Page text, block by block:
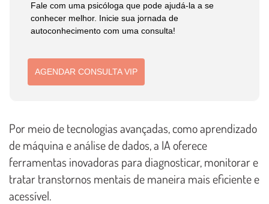
Fale com uma psicóloga que pode ajudá-la a se
conhecer melhor. Inicie sua jornada de
autoconhecimento com uma consulta!
AGENDAR CONSULTA VIP
Por meio de tecnologias avançadas, como aprendizado
de máquina e análise de dados, a IA oferece
ferramentas inovadoras para diagnosticar, monitorar e
tratar transtornos mentais de maneira mais eficiente e
acessível.